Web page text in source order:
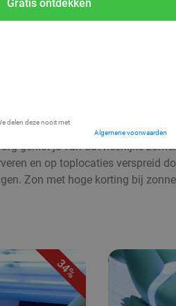
Gratis ontdekken
delen deze nooit met
Algemene voorwaarden
geniet je van dat heerlijke
en op toplocaties verspreid
Zon met hoge korting bij
34%